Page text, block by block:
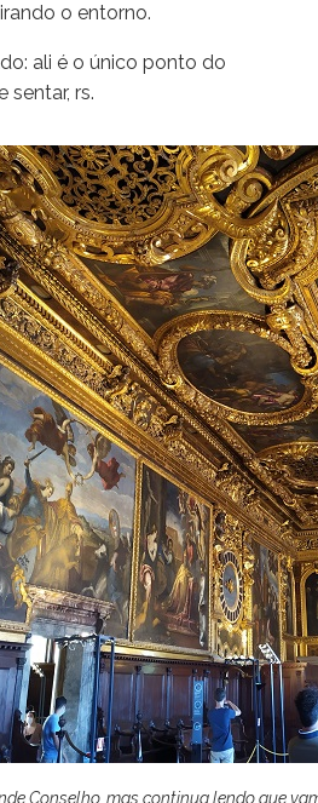
o entorno.
ali é o único ponto do
sentar, rs.
Conselho, mas continua lendo que